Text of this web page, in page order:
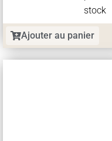
stock
Ajouter au panier